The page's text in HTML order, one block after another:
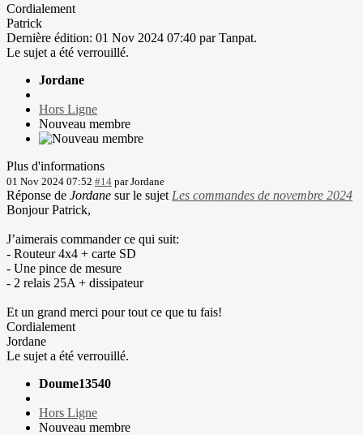
Cordialement
Patrick
Dernière édition: 01 Nov 2024 07:40 parTanpat.
Le sujet a été verrouillé.
Jordane
Hors Ligne
Nouveau membre
Plus d'informations
01 Nov 2024 07:52 #14 parJordane
Réponse de Jordane sur le sujet Les commandes de novembre 2024
Bonjour Patrick,
J’aimerais commander ce qui suit:
- Routeur 4x4 + carte SD
- Une pince de mesure
- 2 relais 25A + dissipateur
Et un grand merci pour tout ce que tu fais!
Cordialement
Jordane
Le sujet a été verrouillé.
Doume13540
Hors Ligne
Nouveau membre